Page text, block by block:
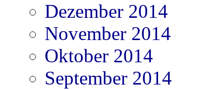
Dezember 2014
November 2014
Oktober 2014
September 2014